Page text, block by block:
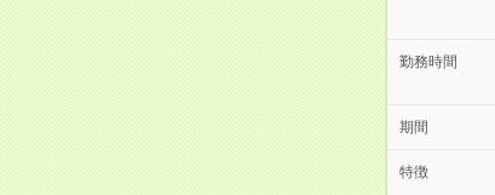
勤務時間
期間
特徴